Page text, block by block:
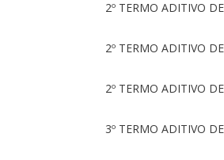
2º TERMO ADITIVO
2º TERMO ADITIVO
2º TERMO ADITIVO
3º TERMO ADITIVO